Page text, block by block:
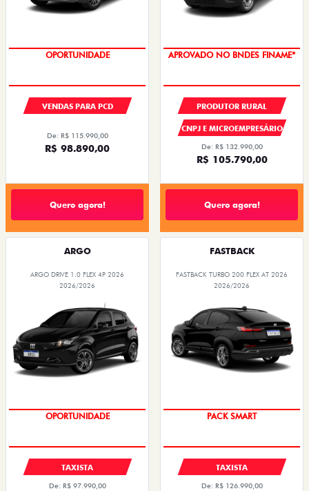
OPORTUNIDADE
VENDAS PARA PCD
De: R$ 115.990,00
R$ 98.890,00
Quero agora!
APROVADO NO BNDES FINAME*
PRODUTOR RURAL
CNPJ E MICROEMPRESÁRIO
De: R$ 132.990,00
R$ 105.790,00
Quero agora!
ARGO
ARGO DRIVE 1.0 FLEX 4P 2026
2026/2026
OPORTUNIDADE
TAXISTA
De: R$ 97.990,00
FASTBACK
FASTBACK TURBO 200 FLEX AT 2026
2026/2026
PACK SMART
TAXISTA
De: R$ 126.990,00